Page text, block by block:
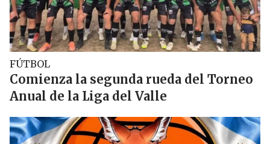
FÚTBOL
Comienza la segunda rueda del Torneo
Anual de la Liga del Valle